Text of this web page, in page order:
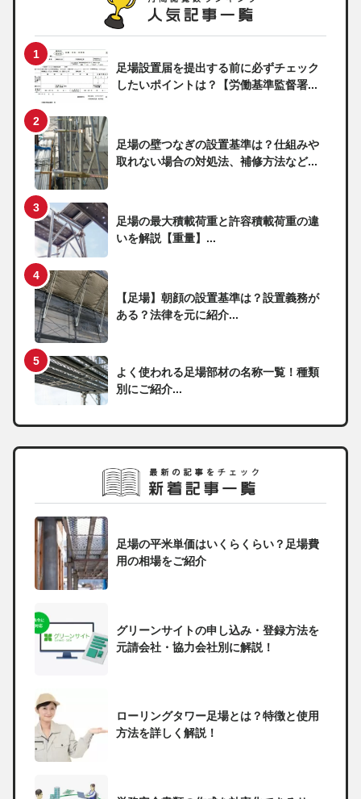
足場設置届を提出する前に必ずチェック
したいポイントは？【労働基準監督署...
足場の壁つなぎの設置基準は？仕組みや
取れない場合の対処法、補修方法など...
足場の最大積載荷重と許容積載荷重の違
いを解説【重量】...
【足場】朝顔の設置基準は？設置義務が
ある？法律を元に紹介...
よく使われる足場部材の名称一覧！種類
別にご紹介...
足場の平米単価はいくらくらい？足場費
用の相場をご紹介
グリーンサイトの申し込み・登録方法を
元請会社・協力会社別に解説！
ローリングタワー足場とは？特徴と使用
方法を詳しく解説！